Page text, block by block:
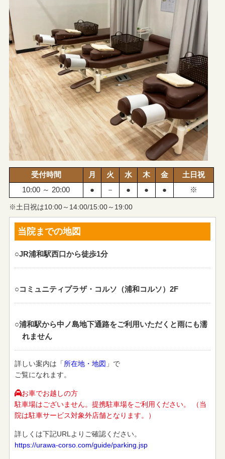
受付時間 月 火 水 木 金
土日祝
10:00 ～ 20:00
● － ● ● ● ※
※土日祝は10:00～14:00/15:00～19:00
当院までの地図
○JR浦和駅西口から徒歩1分
○コミュニティプラザ・コルソ（浦和コルソ）2F
○浦和駅から中ノ島地下通路をご利用いただくと雨にも濡
れません
詳しい案内は「所在地・地図 」で
ご覧になれます。
お車でお越しの方
駐車場はございません。提携駐車場をご利用ください。 （当
院は駐車サービス対象外店舗となります。）
詳しくは下記URLよりご確認ください。
https://urawa-corso.com/guide/parking.jsp